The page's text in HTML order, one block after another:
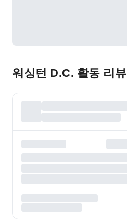
워싱턴 D.C. 활동 리뷰